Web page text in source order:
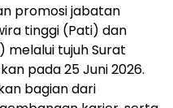
promosi jabatan
tinggi (Pati) dan
tujuh Surat
pada 25 Juni 2026.
bagian dari